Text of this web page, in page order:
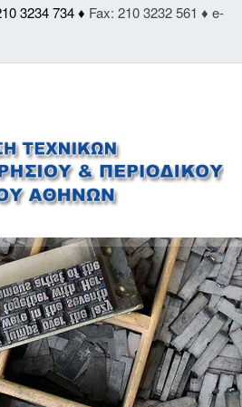
3234 734 ♦ Fax: 210 3232 561 ♦ e-